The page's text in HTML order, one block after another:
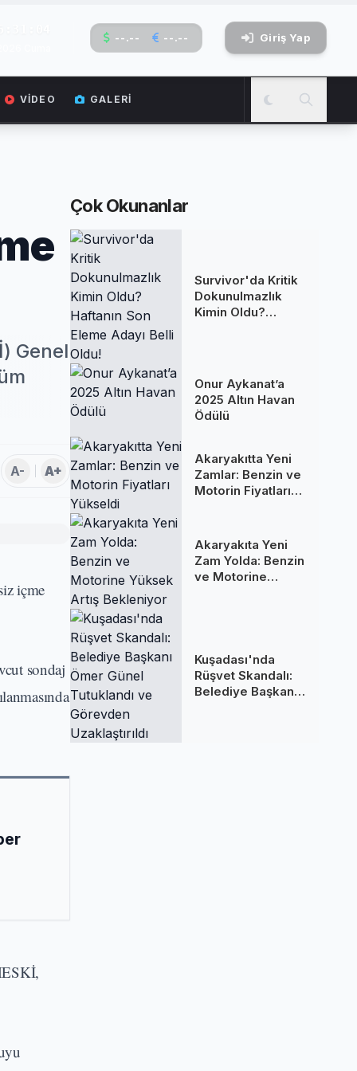
--.-- --.-- Giriş Yap
VIDEO GALERI
Genel
A- A+
içme
sondaj
Çok Okunanlar
Survivor'da Kritik
Dokunulmazlık
Kimin Oldu?
Onur Aykanat’a
2025 Altın Havan
Ödülü
Akaryakıtta Yeni
Zamlar: Benzin ve
Motorin Fiyatları
Akaryakıta Yeni
Zam Yolda: Benzin
ve Motorine
Kuşadası'nda
Rüşvet Skandalı:
Belediye Başkanı